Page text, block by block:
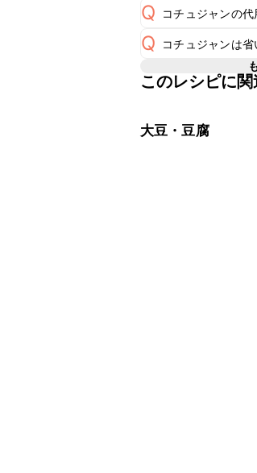
A
非加熱のレシピ
有の風味が残る
煮切りの方法は
Q コチュジャンの
A
Q コチュジャンは
A
使用量が少ない場
このレシピに
大豆・豆腐